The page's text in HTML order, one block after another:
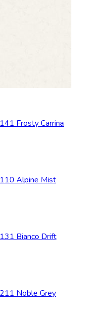
Frosty Carrina
Alpine Mist
Bianco Drift
Noble Grey